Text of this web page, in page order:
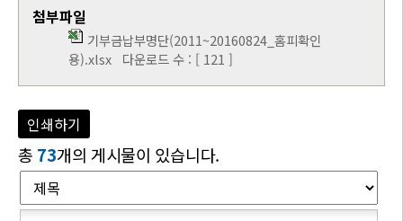
첨부파일
기부금납부명단(2011~20160824_홈피확인
용).xlsx 다운로드 수 : [ 121 ]
인쇄하기
총 73개의 게시물이 있습니다.